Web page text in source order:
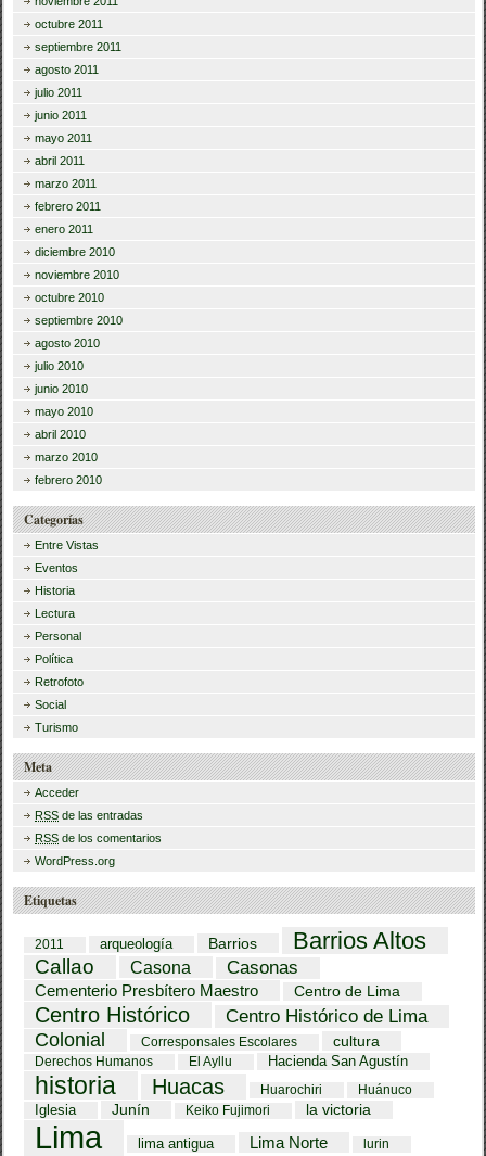
octubre 2011
septiembre 2011
agosto 2011
julio 2011
junio 2011
mayo 2011
abril 2011
marzo 2011
febrero 2011
enero 2011
diciembre 2010
noviembre 2010
octubre 2010
septiembre 2010
agosto 2010
julio 2010
junio 2010
mayo 2010
abril 2010
marzo 2010
febrero 2010
Categorías
Entre Vistas
Eventos
Historia
Lectura
Personal
Política
Retrofoto
Social
Turismo
Meta
Acceder
RSS de las entradas
RSS de los comentarios
WordPress.org
Etiquetas
2011 arqueología Barrios Barrios Altos
Callao Casona Casonas
Cementerio Presbítero Maestro Centro de Lima
Centro Histórico
Centro Histórico de Lima
Colonial
Corresponsales Escolares cultura
Derechos Humanos El Ayllu Hacienda San Agustín
historia Huacas Huarochiri Huánuco
Iglesia Junín Keiko Fujimori la victoria
Lima lima antigua Lima Norte lurin